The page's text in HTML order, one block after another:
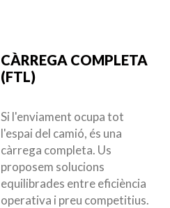
CÀRREGA COMPLETA
(FTL)
Si l'enviament ocupa tot
l'espai del camió, és una
càrrega completa. Us
proposem solucions
equilibrades entre eficiència
operativa i preu competitius.